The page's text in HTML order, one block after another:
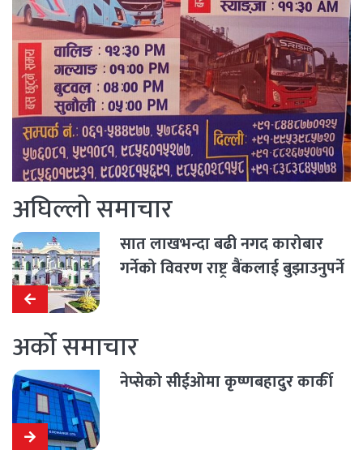
अघिल्लो समाचार
सात लाखभन्दा बढी नगद कारोबार
गर्नेको विवरण राष्ट्र बैंकलाई बुझाउनुपर्ने
अर्को समाचार
नेप्सेको सीईओमा कृष्णबहादुर कार्की